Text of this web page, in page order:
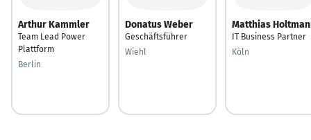
Arthur Kammler
Team Lead Power
Plattform
Berlin
Donatus Weber
Geschäftsführer
Wiehl
Matthias
IT Business Partner
Köln